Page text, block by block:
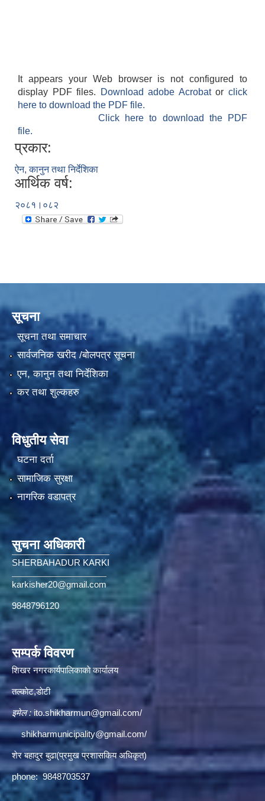
It appears your Web browser is not configured to
display PDF files.
Download adobe Acrobatorclick
here to download the PDF file.
Click here to download the PDF
file.
प्रकार:
ऐन, कानुन तथा निर्देशिका
आर्थिक वर्ष:
२०८१।०८२
सूचना
सूचना तथा समाचार
सार्वजनिक खरीद /बोलपत्र सूचना
एन, कानुन तथा निर्देशिका
कर तथा शुल्कहरु
विधुतीय सेवा
घटना दर्ता
सामाजिक सुरक्षा
नागरिक वडापत्र
सुचना अधिकारी
SHERBAHADUR KARKI
karkisher20@gmail.com
9848796120
सम्पर्क विवरण
शिखर नगरकार्यपालिकाकाे कार्यालय
तल्काेट,डाेटी
इमेल :ito.shikharmun@gmail.com/
shikharmunicipality@gmail.com/
शेर बहादुर बुढा(प्रमुख प्रशासकिय अधिकृत)
phone: 9848703537